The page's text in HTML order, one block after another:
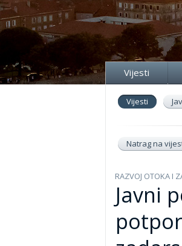
Vijesti
Vijesti
Natrag na
RAZVOJ OTOKA I
Javni